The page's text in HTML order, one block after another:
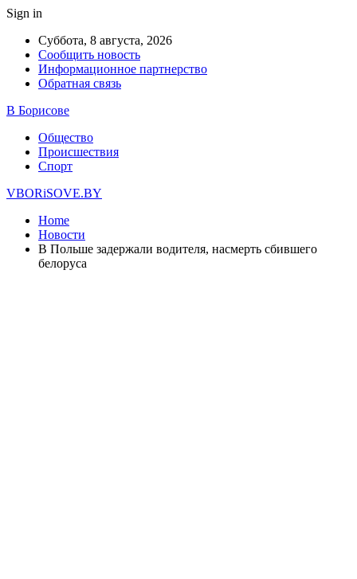
Sign in
Суббота, 8 августа, 2026
Сообщить новость
Информационное партнерство
Обратная связь
В Борисове
Общество
Происшествия
Спорт
VBORiSOVE.BY
Home
Новости
В Польше задержали водителя, насмерть сбившего
белоруса